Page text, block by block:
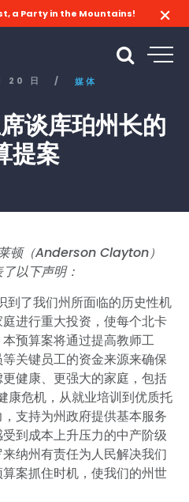
a Party in the Mountains!
20 日 / 媒体
谈库珀州长的
提案
顿（Anderson Clayton）
以下声明：
到了我们州所面临的历史性机
进行重大投资，使每个北卡
预算案将通过提高教师工
关键员工的资金来源来确保
健康、更强大的家庭，包括
康危机，从就业培训到优质托
支持为州政府提供基本服务
到成本上升压力的中产阶级
纳州有责任为人民解决我们
案抓住时机，使我们的州世